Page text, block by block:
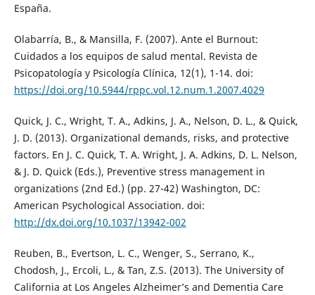
España.
Olabarría, B., & Mansilla, F. (2007). Ante el Burnout:
Cuidados a los equipos de salud mental. Revista de
Psicopatología y Psicología Clínica, 12(1), 1-14. doi:
https://doi.org/10.5944/rppc.vol.12.num.1.2007.4029
Quick, J. C., Wright, T. A., Adkins, J. A., Nelson, D. L., & Quick,
J. D. (2013). Organizational demands, risks, and protective
factors. En J. C. Quick, T. A. Wright, J. A. Adkins, D. L. Nelson,
& J. D. Quick (Eds.), Preventive stress management in
organizations (2nd Ed.) (pp. 27-42) Washington, DC:
American Psychological Association. doi:
http://dx.doi.org/10.1037/13942-002
Reuben, B., Evertson, L. C., Wenger, S., Serrano, K.,
Chodosh, J., Ercoli, L., & Tan, Z.S. (2013). The University of
California at Los Angeles Alzheimer’s and Dementia Care